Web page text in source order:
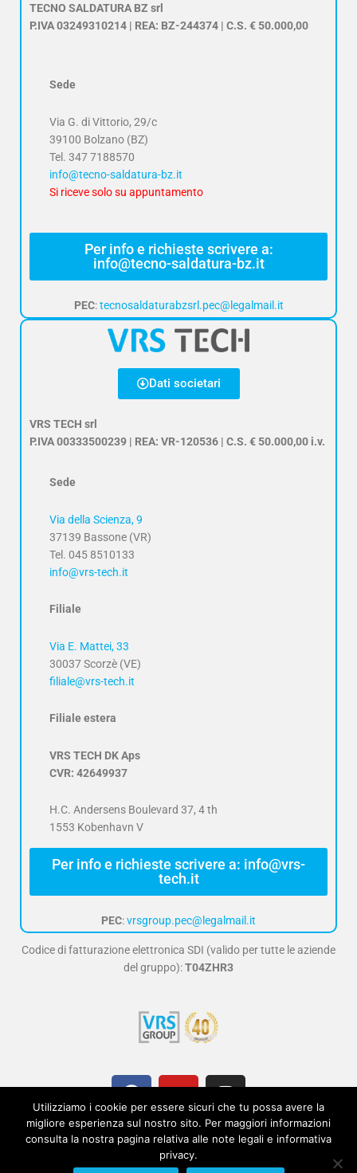
TECNO SALDATURA BZ srl
P.IVA 03249310214 | REA: BZ-244374 | C.S. € 50.000,00
Sede
Via G. di Vittorio, 29/c
39100 Bolzano (BZ)
Tel. 347 7188570
info@tecno-saldatura-bz.it
Si riceve solo su appuntamento
Per info e richieste scrivere a:
info@tecno-saldatura-bz.it
PEC:tecnosaldaturabzsrl.pec@legalmail.it
Dati societari
VRS TECH srl
P.IVA 00333500239 | REA: VR-120536 | C.S. € 50.000,00 i.v.
Sede
Via della Scienza, 9
37139 Bassone (VR)
Tel. 045 8510133
info@vrs-tech.it
Filiale
Via E. Mattei, 33
30037 Scorzè (VE)
filiale@vrs-tech.it
Filiale estera
VRS TECH DK Aps
CVR: 42649937
H.C. Andersens Boulevard 37, 4 th
1553 Kobenhavn V
Per info e richieste scrivere a: info@vrs-
tech.it
PEC:vrsgroup.pec@legalmail.it
Codice di fatturazione elettronica SDI (valido per tutte le aziende
del gruppo):T04ZHR3
F
a
c
e
b
Y
o
u
t
u
I
n
s
t
a
Note legali e informativa privacy GDPR
Utilizziamo i cookie per essere sicuri che tu possa avere la
migliore esperienza sul nostro sito. Per maggiori informazioni
consulta la nostra pagina relativa alle note legali e informativa
privacy.